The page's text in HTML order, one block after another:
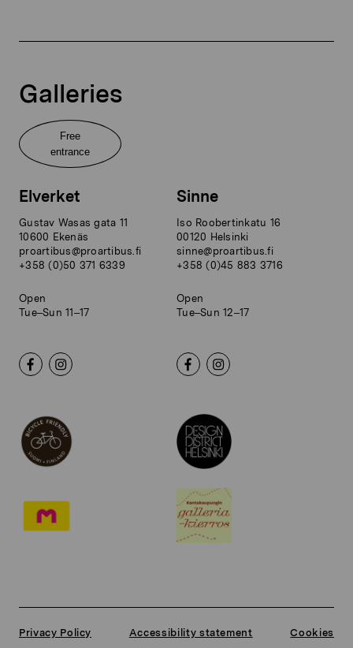
Galleries
Free
entrance
Elverket
Gustav Wasas gata 11
10600 Ekenäs
proartibus@proartibus.fi
+358 (0)50 371 6339
Open
Tue–Sun 11–17
Sinne
Iso Roobertinkatu 16
00120 Helsinki
sinne@proartibus.fi
+358 (0)45 883 3716
Open
Tue–Sun 12–17
Privacy Policy Accessibility statement Cookies